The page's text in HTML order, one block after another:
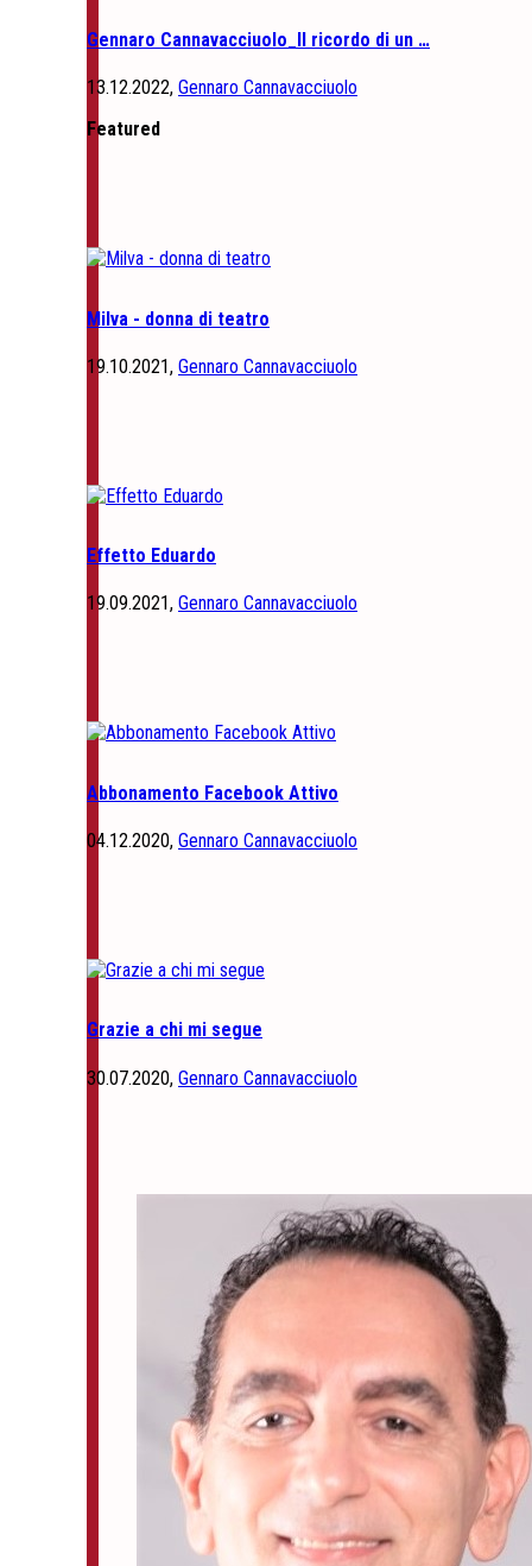
Gennaro Cannavacciuolo_Il ricordo di un …
13.12.2022, Gennaro Cannavacciuolo
Featured
Milva - donna di teatro
19.10.2021, Gennaro Cannavacciuolo
Effetto Eduardo
19.09.2021, Gennaro Cannavacciuolo
Abbonamento Facebook Attivo
04.12.2020, Gennaro Cannavacciuolo
Grazie a chi mi segue
30.07.2020, Gennaro Cannavacciuolo